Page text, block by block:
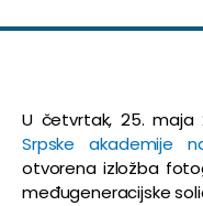
U četvrtak, 25. maja
Srpske akademije
otvorena izložba
međugeneracijske